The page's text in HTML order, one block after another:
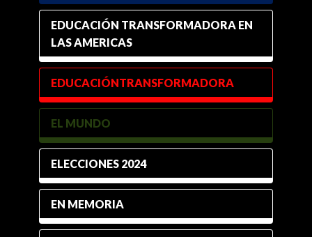
EDUCACIÓN TRANSFORMADORA EN
LAS AMERICAS
EDUCACIÓNTRANSFORMADORA
EL MUNDO
ELECCIONES 2024
EN MEMORIA